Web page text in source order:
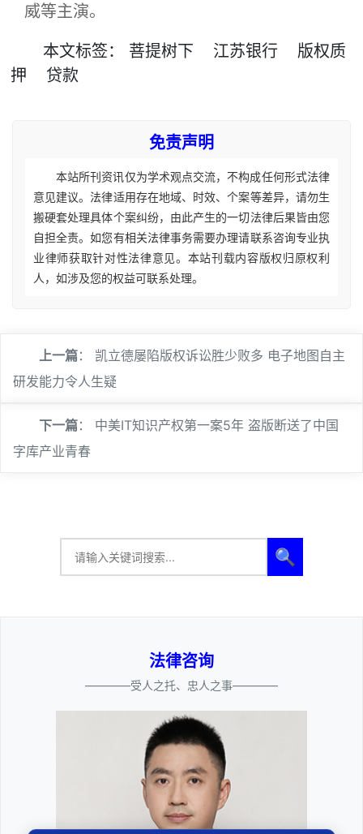
威等主演。
本文标签： 菩提树下 江苏银行
版权质
押
贷款
免责声明
本站所刊资讯仅为学术观点交流，不构成任何形式法律
意见建议。法律适用存在地域、时效、个案等差异，请勿生
搬硬套处理具体个案纠纷，由此产生的一切法律后果皆由您
自担全责。如您有相关法律事务需要办理请联系咨询专业执
业律师获取针对性法律意见。本站刊载内容版权归原权利
人，如涉及您的权益可联系处理。
上一篇： 凯立德屡陷版权诉讼胜少败多 电子地图自主
研发能力令人生疑
下一篇： 中美IT知识产权第一案5年 盗版断送了中国
字库产业青春
🔍
法律咨询
————受人之托、忠人之事————